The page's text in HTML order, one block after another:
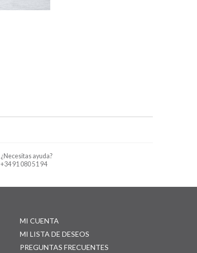
¿Necesitas ayuda?
+34 91 080 51 94
MI CUENTA
MI LISTA DE DESEOS
PREGUNTAS FRECUENTES